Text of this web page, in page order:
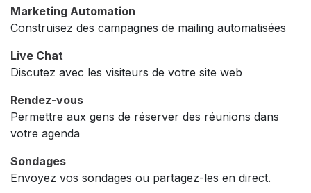
Marketing Automation
Construisez des campagnes de mailing automatisées
Live Chat
Discutez avec les visiteurs de votre site web
Rendez-vous
Permettre aux gens de réserver des réunions dans
votre agenda
Sondages
Envoyez vos sondages ou partagez-les en direct.